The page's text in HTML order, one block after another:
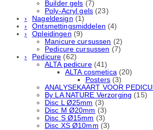
Builder gels (7)
Poly-Acryl gels (23)
Nageldesign (1)
Ontsmettingsmiddelen (4)
Opleidingen (9)
Manicure cursussen (2)
Pedicure cursussen (7)
Pedicure (62)
ALTA pedicure (41)
ALTA cosmetica (20)
Posters (3)
ANALYSEKAART VOOR
By LA NATURE Verzorging (15)
Disc L Ø25mm (3)
Disc M Ø20mm (3)
Disc S Ø15mm (3)
Disc XS Ø10mm (3)